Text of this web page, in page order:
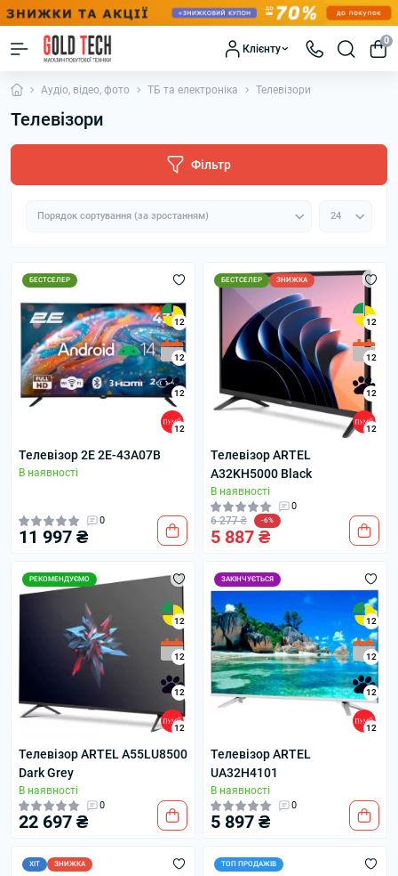
Клієнту
0
Аудіо, відео, фото ТБ та електроніка Телевізори
Телевізори
Фільтр
БЕСТСЕЛЕР
12
12
12
12
Телевізор 2E 2E-43A07B
В наявності
0
11 997 ₴
БЕСТСЕЛЕР ЗНИЖКА
12
12
12
12
Телевізор ARTEL
A32KH5000 Black
В наявності
0
6 277 ₴ -6%
5 887 ₴
РЕКОМЕНДУЄМО
12
12
12
12
Телевізор ARTEL A55LU8500
Dark Grey
В наявності
0
22 697 ₴
ЗАКІНЧУЄТЬСЯ
12
12
12
12
Телевізор ARTEL
UA32H4101
В наявності
0
5 897 ₴
ХІТ ЗНИЖКА ТОП ПРОДАЖІВ